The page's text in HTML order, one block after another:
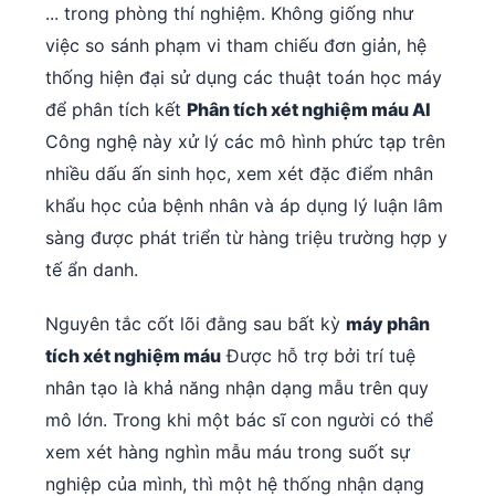
... trong phòng thí nghiệm. Không giống như
việc so sánh phạm vi tham chiếu đơn giản, hệ
thống hiện đại sử dụng các thuật toán học máy
để phân tích kết Phân tích xét nghiệm máu AI
Công nghệ này xử lý các mô hình phức tạp trên
nhiều dấu ấn sinh học, xem xét đặc điểm nhân
khẩu học của bệnh nhân và áp dụng lý luận lâm
sàng được phát triển từ hàng triệu trường hợp y
tế ẩn danh.
Nguyên tắc cốt lõi đằng sau bất kỳ máy phân
tích xét nghiệm máu Được hỗ trợ bởi trí tuệ
nhân tạo là khả năng nhận dạng mẫu trên quy
mô lớn. Trong khi một bác sĩ con người có thể
xem xét hàng nghìn mẫu máu trong suốt sự
nghiệp của mình, thì một hệ thống nhận dạng